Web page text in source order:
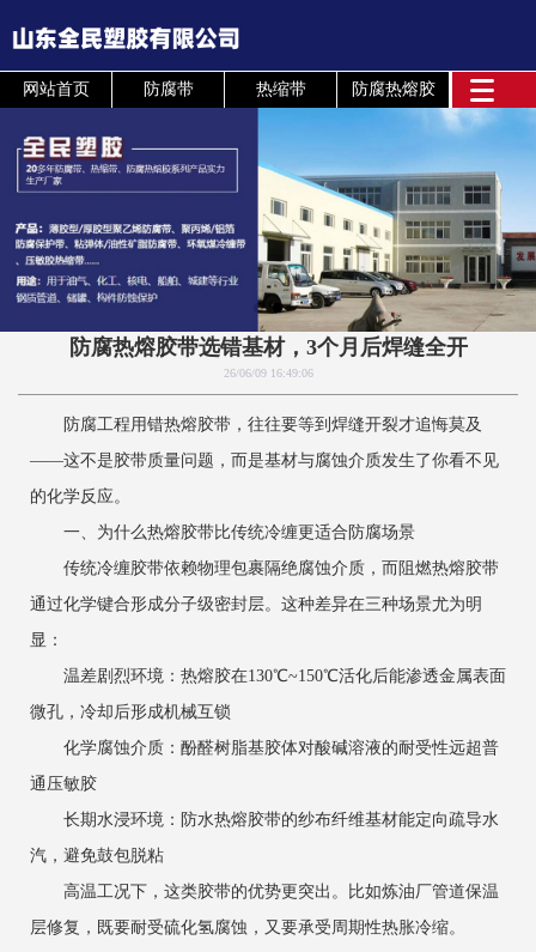
网站首页 防腐带 热缩带 防腐热熔胶
防腐热熔胶带选错基材，3个月后焊缝全开
26/06/09 16:49:06
防腐工程用错热熔胶带，往往要等到焊缝开裂才追悔莫及
——这不是胶带质量问题，而是基材与腐蚀介质发生了你看不见
的化学反应。
一、为什么热熔胶带比传统冷缠更适合防腐场景
传统冷缠胶带依赖物理包裹隔绝腐蚀介质，而阻燃热熔胶带
通过化学键合形成分子级密封层。这种差异在三种场景尤为明
显：
温差剧烈环境：热熔胶在130℃~150℃活化后能渗透金属表面
微孔，冷却后形成机械互锁
化学腐蚀介质：酚醛树脂基胶体对酸碱溶液的耐受性远超普
通压敏胶
长期水浸环境：防水热熔胶带的纱布纤维基材能定向疏导水
汽，避免鼓包脱粘
高温工况下，这类胶带的优势更突出。比如炼油厂管道保温
层修复，既要耐受硫化氢腐蚀，又要承受周期性热胀冷缩。